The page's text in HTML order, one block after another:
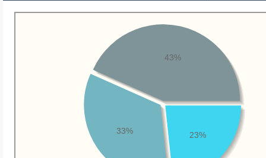
23%
33%
43%